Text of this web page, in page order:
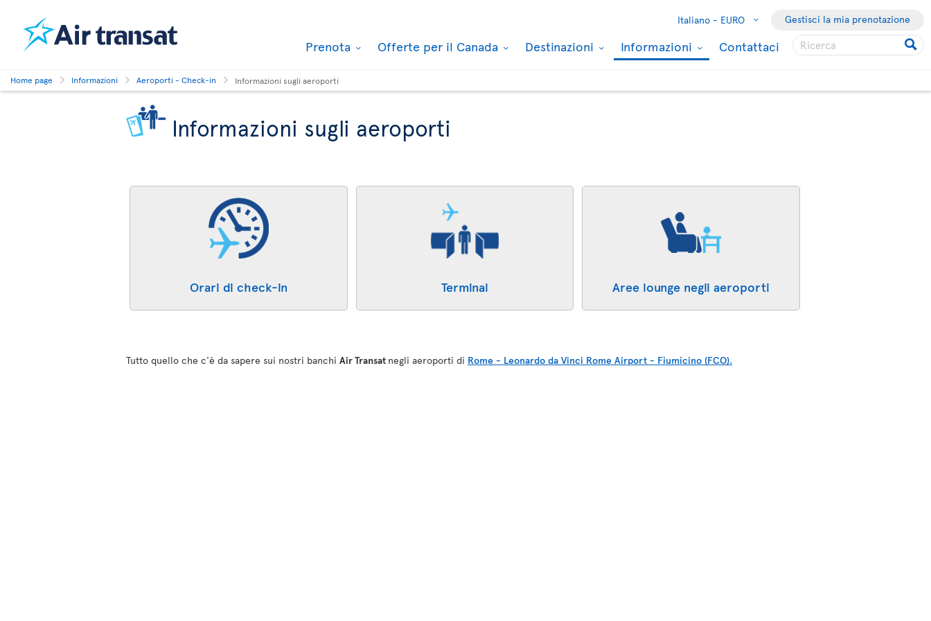
Italiano - EURO Gestisci la mia prenotazione
Prenota Offerte per il Canada Destinazioni Informazioni Contattaci
Home page Informazioni Aeroporti - Check-in Informazioni sugli aeroporti
Informazioni sugli aeroporti
Orari di check-in Terminal Aree lounge negli aeroporti
Tutto quello che c'è da sapere sui nostri banchi Air Transat negli aeroporti di Rome - Leonardo da Vinci Rome Airport - Fiumicino (FCO).